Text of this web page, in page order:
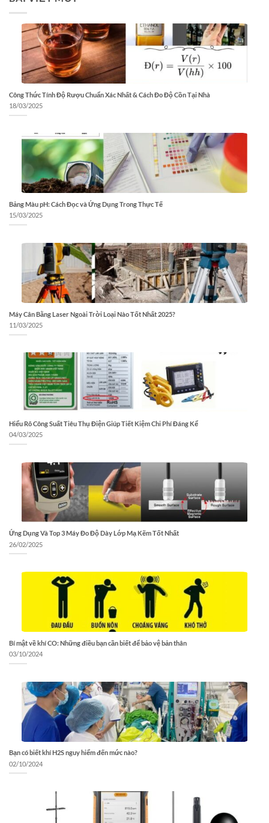
Công Thức Tính Độ Rượu Chuẩn Xác Nhất & Cách Đo Độ Cồn Tại Nhà
18/03/2025
Bảng Màu pH: Cách Đọc và Ứng Dụng Trong Thực Tế
15/03/2025
Máy Cân Bằng Laser Ngoài Trời Loại Nào Tốt Nhất 2025?
11/03/2025
Hiểu Rõ Công Suất Tiêu Thụ Điện Giúp Tiết Kiệm Chi Phí Đáng Kể
04/03/2025
Ứng Dụng Và Top 3 Máy Đo Độ Dày Lớp Mạ Kẽm Tốt Nhất
26/02/2025
Bí mật về khí CO: Những điều bạn cần biết để bảo vệ bản thân
03/10/2024
Bạn có biết khí H2S nguy hiểm đến mức nào?
02/10/2024